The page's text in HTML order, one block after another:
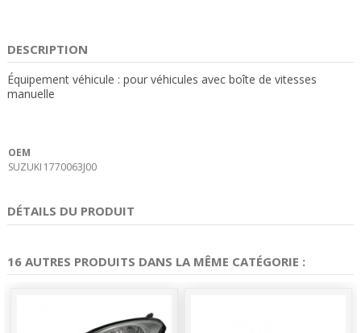
DESCRIPTION
Équipement véhicule : pour véhicules avec boîte de vitesses
manuelle
OEM
SUZUKI 1770063J00
DÉTAILS DU PRODUIT
16 AUTRES PRODUITS DANS LA MÊME CATÉGORIE :